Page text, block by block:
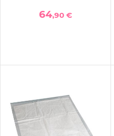
64,90 €